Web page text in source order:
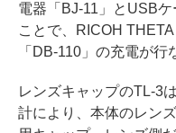
電器「BJ-11」とUSB
ことで、RICOH
「DB-110」の充電が行
レンズキャップのTL-3
計により、本体のレン